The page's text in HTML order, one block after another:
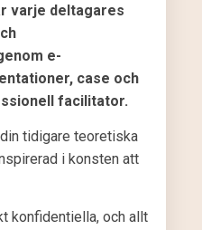
varje deltagares
e-
case och
facilitator.
tidigare teoretiska
i konsten att
konfidentiella, och allt